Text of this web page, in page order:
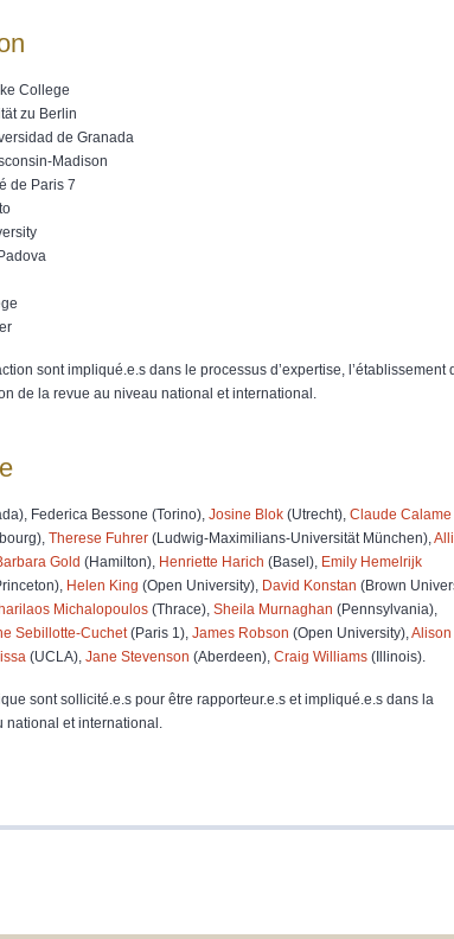
College
zu Berlin
de Granada
Madison
de Paris 7
sont impliqué.e.s dans le processus d’expertise, l’établissement
de la revue au niveau national et international.
Federica Bessone (Torino), Josine Blok (Utrecht), Claude Calame
Therese Fuhrer (Ludwig-Maximilians-Universität München),
Gold (Hamilton), Henriette Harich (Basel), Emily Hemelrijk
Helen King (Open University), David Konstan (Brown
Michalopoulos (Thrace), Sheila Murnaghan (Pennsylvania),
Sebillotte-Cuchet(Paris 1), James Robson (Open University),Alison
(UCLA), Jane Stevenson (Aberdeen), Craig Williams (Illinois).
sont sollicité.e.s pour être rapporteur.e.s et impliqué.e.s dans la
national et international.